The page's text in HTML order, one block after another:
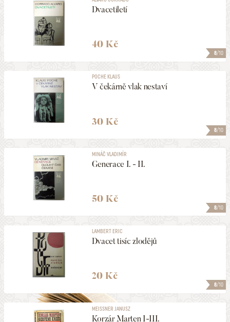
8/10
Dvacetiletí
40 Kč
8/10
POCHE KLAUS
V čekárně vlak nestaví
30 Kč
8/10
MINÁČ VLADIMÍR
Generace I. - II.
50 Kč
8/10
LAMBERT ERIC
Dvacet tisíc zlodějů
20 Kč
MEISSNER JANUSZ
Korzár Marten I-III.